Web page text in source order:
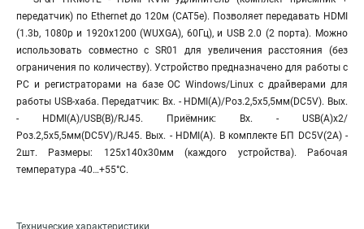
передатчик) по Ethernet до 120м (CAT5e). Позволяет передавать HDMI
(1.3b, 1080p и 1920x1200 (WUXGA), 60Гц), и USB 2.0 (2 порта). Можно
использовать совместно с SR01 для увеличения расстояния (без
ограничения по количеству). Устройство предназначено для работы с
PC и регистраторами на базе ОС Windows/Linux с драйверами для
работы USB-хаба. Передатчик: Вх. - HDMI(A)/Роз.2,5х5,5мм(DC5V). Вых.
- HDMI(A)/USB(B)/RJ45. Приёмник: Вх. - USB(A)x2/
Роз.2,5х5,5мм(DC5V)/RJ45. Вых. - HDMI(A). В комплекте БП DC5V(2А) -
2шт. Размеры: 125x140x30мм (каждого устройства). Рабочая
температура -40…+55°С.
Технические характеристики